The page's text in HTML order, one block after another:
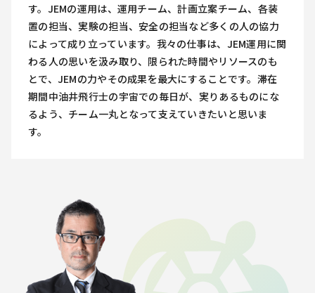
す。JEMの運用は、運用チーム、計画立案チーム、各装
置の担当、実験の担当、安全の担当など多くの人の協力
によって成り立っています。我々の仕事は、JEM運用に関
わる人の思いを汲み取り、限られた時間やリソースのも
とで、JEMの力やその成果を最大にすることです。滞在
期間中油井飛行士の宇宙での毎日が、実りあるものにな
るよう、チーム一丸となって支えていきたいと思いま
す。